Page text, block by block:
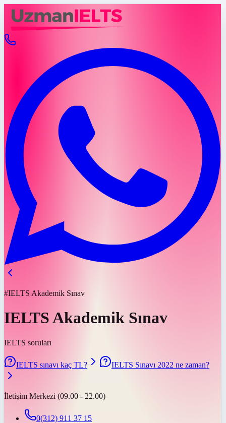
#IELTS Akademik Sınav
IELTS Akademik Sınav
IELTS soruları
IELTS sınavı kaç TL? IELTS Sınavı 2022 ne zaman?
İletişim Merkezi (09.00 - 22.00)
0(312) 911 37 15